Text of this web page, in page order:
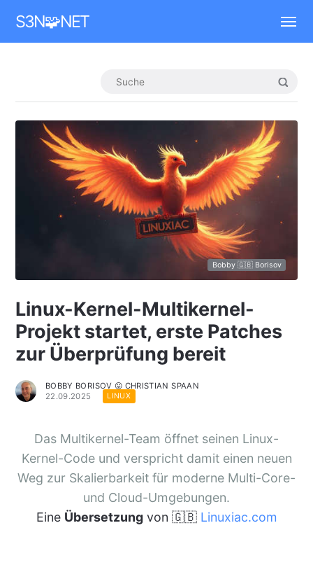
S3N🧩NET
Bobby 🇬🇧 Borisov
Linux-Kernel-Multikernel-
Projekt startet, erste Patches
zur Überprüfung bereit
BOBBY BORISOV 😛 CHRISTIAN SPAAN
22.09.2025
LINUX
Das Multikernel-Team öffnet seinen Linux-
Kernel-Code und verspricht damit einen neuen
Weg zur Skalierbarkeit für moderne Multi-Core-
und Cloud-Umgebungen.
Eine Übersetzungvon 🇬🇧 Linuxiac.com